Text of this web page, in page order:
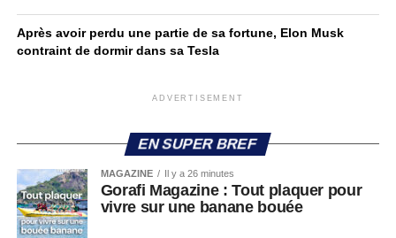
Après avoir perdu une partie de sa fortune, Elon Musk
contraint de dormir dans sa Tesla
ADVERTISEMENT
EN SUPER BREF
MAGAZINE Il y a 26 minutes
Gorafi Magazine : Tout plaquer pour
vivre sur une banane bouée